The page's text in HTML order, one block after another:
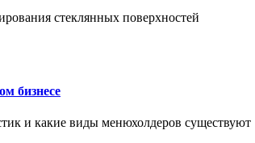
стеклянных поверхностей
бизнесе
и какие виды менюхолдеров существуют